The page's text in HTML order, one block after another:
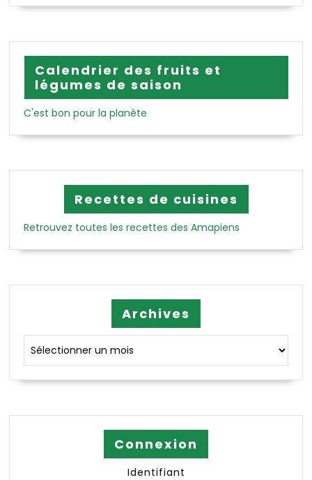
Calendrier des fruits et
légumes de saison
C'est bon pour la planète
Recettes de cuisines
Retrouvez toutes les recettes des Amapiens
Archives
Connexion
Identifiant